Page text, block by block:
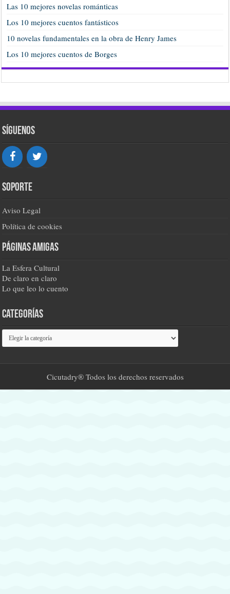
Las 10 mejores novelas románticas
Los 10 mejores cuentos fantásticos
10 novelas fundamentales en la obra de Henry James
Los 10 mejores cuentos de Borges
Síguenos
Soporte
Aviso Legal
Política de cookies
Páginas amigas
La Esfera Cultural
De claro en claro
Lo que leo lo cuento
Categorías
Categorías
Cicutadry® Todos los derechos reservados